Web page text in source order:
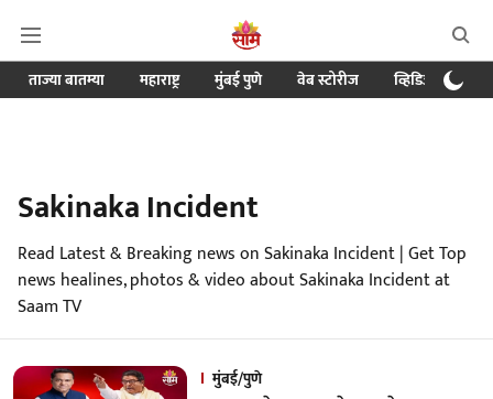
ताज्या बातम्या महाराष्ट्र मुंबई पुणे वेब स्टोरीज व्हिडिओ
Sakinaka Incident
Read Latest & Breaking news on Sakinaka Incident | Get Top
news healines, photos & video about Sakinaka Incident at
Saam TV
मुंबई/पुणे